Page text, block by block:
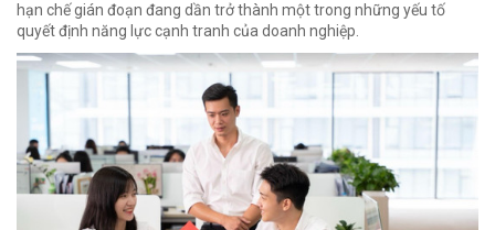
hạn chế gián đoạn đang dần trở thành một trong những yếu tố
quyết định năng lực cạnh tranh của doanh nghiệp.